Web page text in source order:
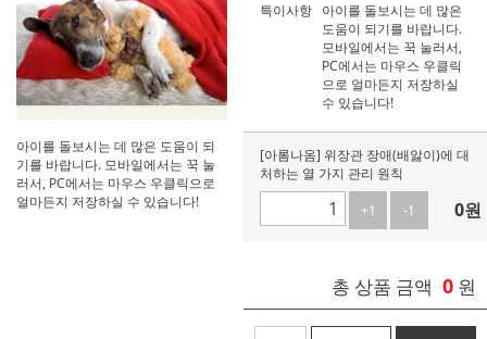
아이를 돌보시는 데 많은 도움이 되
기를 바랍니다. 모바일에서는 꾹 눌
러서, PC에서는 마우스 우클릭으로
얼마든지 저장하실 수 있습니다!
특이사항 아이를 돌보시는 데 많은
도움이 되기를 바랍니다.
모바일에서는 꾹 눌러서,
PC에서는 마우스 우클릭
으로 얼마든지 저장하실
수 있습니다!
[아롬나옴] 위장관 장애(배앓이)에 대
처하는 열 가지 관리 원칙
+1
-1 0원
총 상품 금액 0 원